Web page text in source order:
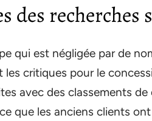
des
qui est négligée par de
les critiques pour le
avec des classements
que les anciens clients